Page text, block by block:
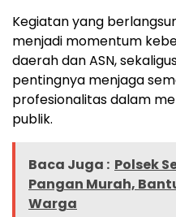
Kegiatan yang
menjadi momentum
daerah dan ASN,
pentingnya menjaga
profesionalitas dalam
publik.
Baca Juga : Polsek
Pangan Murah,
Warga